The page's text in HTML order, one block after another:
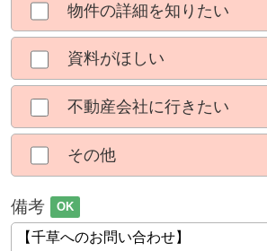
物件の詳細を知りたい
資料がほしい
不動産会社に行きたい
その他
備考 OK